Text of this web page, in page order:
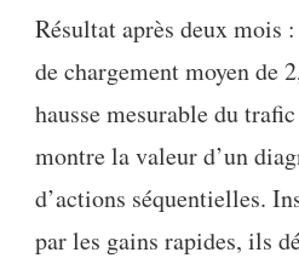
Résultat après deux mois
de chargement moyen de
hausse mesurable du
montre la valeur d’un
d’actions séquentielles.
par les gains rapides, ils